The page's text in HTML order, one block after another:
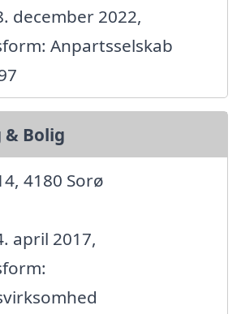
december 2022,
Anpartsselskab
& Bolig
4180 Sorø
april 2017,